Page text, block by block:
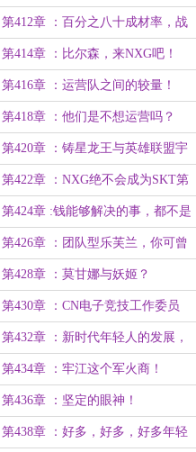
第412章 ：百分之八十成材率，战
绩可查！
第414章 ：比尔森，来NXG吧！
第416章 ：运营队之间的较量！
第418章 ：他们是不想运营吗？
第420章 ：铸星龙王与英雄联盟宇
宙！
第422章 ：NXG绝不会成为SKT第
二！
第424章 :钱能够解决的事，都不是
事！
第426章 ：团队型乐芙兰，你可曾
听闻？
第428章 ：莫甘娜与妖姬？
第430章 ：CN电子竞技工作委员
会！
第432章 ：新时代年轻人的发展，
离不开网络！
第434章 ：牢江这个军火商！
第436章 ：坚定的眼神！
第438章 ：好多，好多，好多年轻